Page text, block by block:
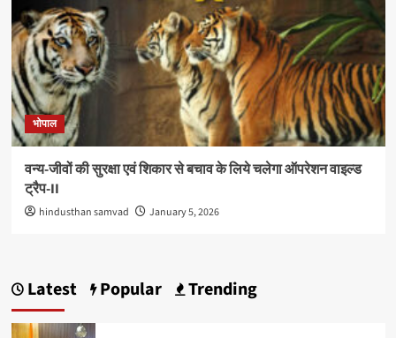
भोपाल
वन्य-जीवों की सुरक्षा एवं शिकार से बचाव के लिये चलेगा ऑपरेशन वाइल्ड
ट्रैप-II
hindusthan samvad January 5, 2026
Latest Popular Trending